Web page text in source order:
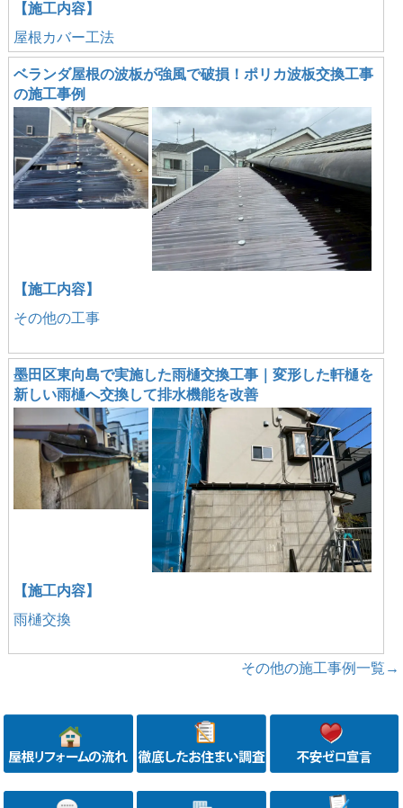
【施工内容】
屋根カバー工法
ベランダ屋根の波板が強風で破損！ポリカ波板交換工事
の施工事例
【施工内容】
その他の工事
墨田区東向島で実施した雨樋交換工事｜変形した軒樋を
新しい雨樋へ交換して排水機能を改善
【施工内容】
雨樋交換
その他の施工事例一覧→